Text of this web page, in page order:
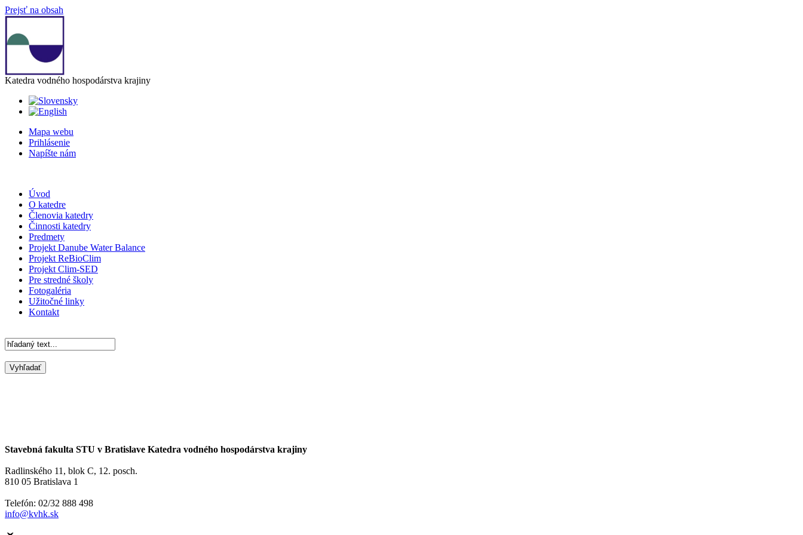
Prejsť na obsah
Katedra vodného hospodárstva krajiny
Mapa webu
Prihlásenie
Napíšte nám
Úvod
O katedre
Členovia katedry
Činnosti katedry
Predmety
Projekt Danube Water Balance
Projekt ReBioClim
Projekt Clim-SED
Pre stredné školy
Fotogaléria
Užitočné linky
Kontakt
Stavebná fakulta STU v Bratislave Katedra vodného hospodárstva krajiny
Radlinského 11, blok C, 12. posch.
810 05 Bratislava 1
Telefón: 02/32 888 498
info@kvhk.sk